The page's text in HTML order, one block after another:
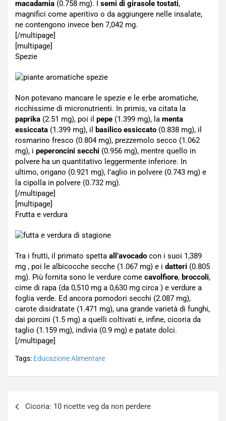
macadamia (0.758 mg). I semi di girasole tostati,
magnifici come aperitivo o da aggiungere nelle insalate,
ne contengono invece ben 7,042 mg.
[/multipage]
[multipage]
Spezie
Non potevano mancare le spezie e le erbe aromatiche,
ricchissime di micronutrienti. In primis, va citata la
paprika (2.51 mg), poi il pepe (1.399 mg), la menta
essiccata (1.399 mg), il basilico essiccato (0.838 mg), il
rosmarino fresco (0.804 mg), prezzemolo secco (1.062
mg), i peperoncini secchi (0.956 mg), mentre quello in
polvere ha un quantitativo leggermente inferiore. In
ultimo, origano (0.921 mg), l’aglio in polvere (0.743 mg) e
la cipolla in polvere (0.732 mg).
[/multipage]
[multipage]
Frutta e verdura
Tra i frutti, il primato spetta all’avocado con i suoi 1,389
mg , poi le albicocche secche (1.067 mg) e i datteri (0.805
mg). Più fornita sono le verdure come cavolfiore, broccoli,
cime di rapa (da 0,510 mg a 0,630 mg circa ) e verdure a
foglia verde. Ed ancora pomodori secchi (2.087 mg),
carote disidratate (1.471 mg), una grande varietà di funghi,
dai porcini (1.5 mg) a quelli coltivati e, infine, cicoria da
taglio (1.159 mg), indivia (0.9 mg) e patate dolci.
[/multipage]
Tags: Educazione Alimentare
Cicoria: 10 ricette veg da non perdere